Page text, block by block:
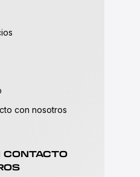
con nosotros
CONTACTO